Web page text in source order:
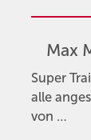
Max
Super
alle
von …